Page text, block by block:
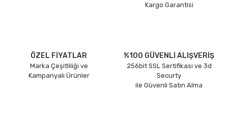
Kargo Garantisi
ÖZEL FİYATLAR
Marka Çeşitliliği ve
Kampanyalı Ürünler
%100 GÜVENLİ ALIŞVERİŞ
256bit SSL Sertifikası ve 3d
Securty
ile Güvenli Satın Alma